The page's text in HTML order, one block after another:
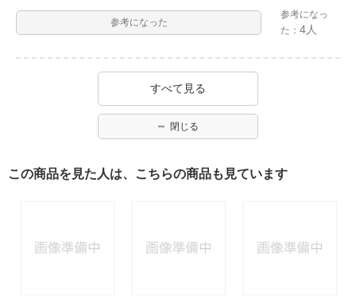
参考になった
参考になっ
た：4人
すべて見る
閉じる
この商品を見た人は、こちらの商品も見ています